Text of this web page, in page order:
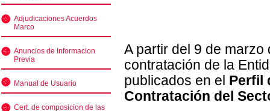
Adjudicaciones Acuerdos
Marco
Anuncios de Informacion
Previa
Manual de Usuario
Cert. de composicion de las
A partir del 9 de
contratación de la
publicados en el Perfil
Contratación del